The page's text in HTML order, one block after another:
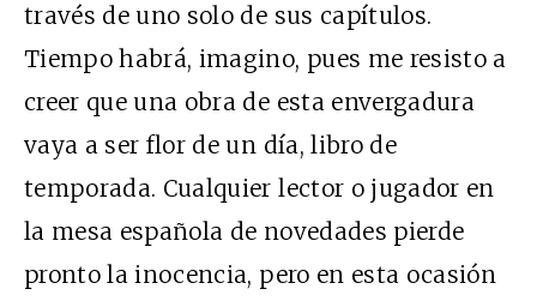
través de uno solo de sus capítulos.
Tiempo habrá, imagino, pues me resisto a
creer que una obra de esta envergadura
vaya a ser flor de un día, libro de
temporada. Cualquier lector o jugador en
la mesa española de novedades pierde
pronto la inocencia, pero en esta ocasión